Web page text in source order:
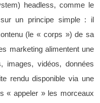
headless, comme le
un principe simple : il
(le « corps ») de sa
marketing alimentent une
images, vidéos, données
rendu disponible via une
« appeler » les morceaux